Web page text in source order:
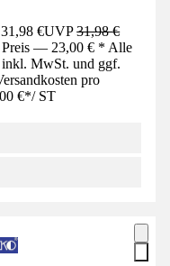
€UVP31,98 €
Preis — 23,00 € * Alle
inkl. MwSt. und ggf.
pro
€*/ ST